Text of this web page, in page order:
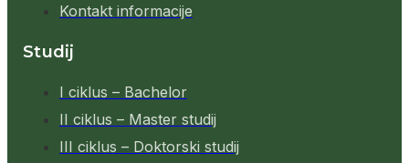
Kontakt informacije
Studij
I ciklus – Bachelor
II ciklus – Master studij
III ciklus – Doktorski studij